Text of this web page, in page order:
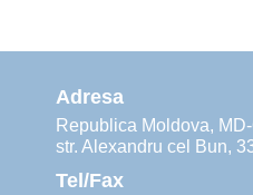
Adresa
Republica Moldova,
str. Alexandru cel Bun,
Tel/Fax